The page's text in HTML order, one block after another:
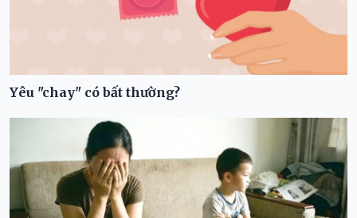
Yêu "chay" có bất thường?